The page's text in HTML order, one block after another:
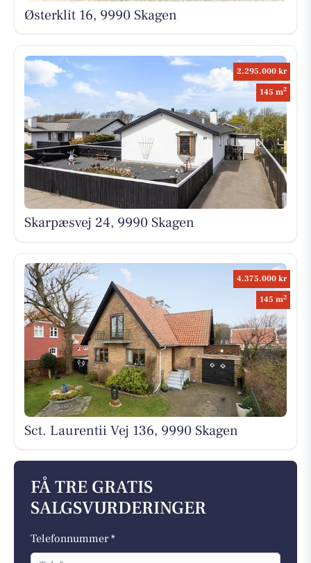
Østerklit 16, 9990 Skagen
2.295.000 kr
145 m2
Skarpæsvej 24, 9990 Skagen
4.375.000 kr
145 m2
Sct. Laurentii Vej 136, 9990 Skagen
FÅ TRE GRATIS
SALGSVURDERINGER
Telefonnummer *